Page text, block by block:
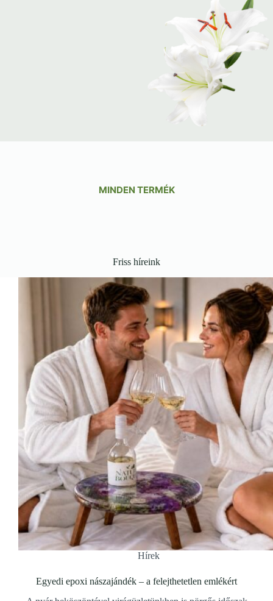
MINDEN TERMÉK
Friss híreink
Hírek
Egyedi epoxi nászajándék – a felejthetetlen emlékért